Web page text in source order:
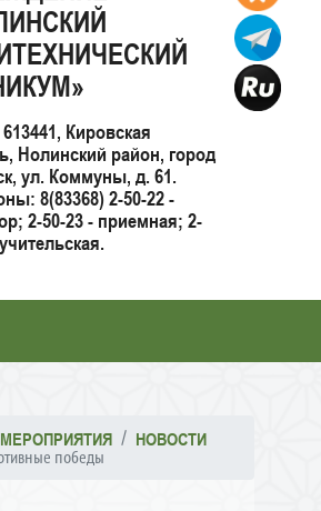
Кировская
Нолинский район, город
ул. Коммуны, д. 61.
8(83368) 2-50-22 -
2-50-23 - приемная; 2-
учительская.
МЕРОПРИЯТИЯ НОВОСТИ
победы